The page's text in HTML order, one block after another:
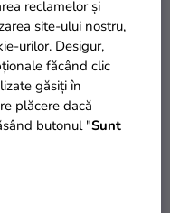
reclamelor și
site-ului nostru,
urilor. Desigur,
făcând clic
găsiți în
plăcere dacă
butonul "Sunt
din folie cifra
- Mickey
66 cm
Lei
ADAUGĂ ÎN COŞ
DE STOC